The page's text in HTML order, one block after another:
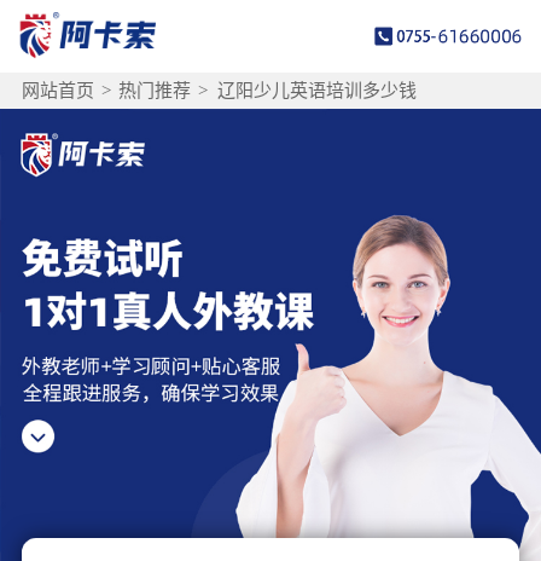
网站首页 > 热门推荐 > 辽阳少儿英语培训多少钱